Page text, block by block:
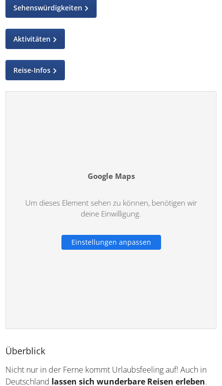
Sehenswürdigkeiten
Aktivitäten
Reise-Infos
Google Maps
Um dieses Element sehen zu können, benötigen wir
deine Einwilligung.
Einstellungen anpassen
Überblick
Nicht nur in der Ferne kommt Urlaubsfeeling auf! Auch in
Deutschland lassen sich wunderbare Reisen erleben.